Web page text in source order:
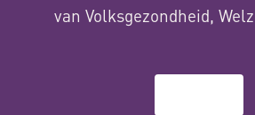
van Volksgezondheid,